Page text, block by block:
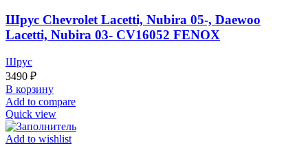
Шрус Chevrolet Lacetti, Nubira 05-, Daewoo
Lacetti, Nubira 03- CV16052 FENOX
Шрус
3490 ₽
В корзину
Add to compare
Quick view
Add to wishlist